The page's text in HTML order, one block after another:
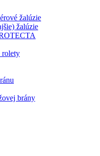
žalúzie
žalúzie
rolety
brány